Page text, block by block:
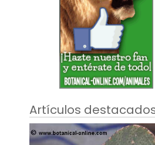
Artículos